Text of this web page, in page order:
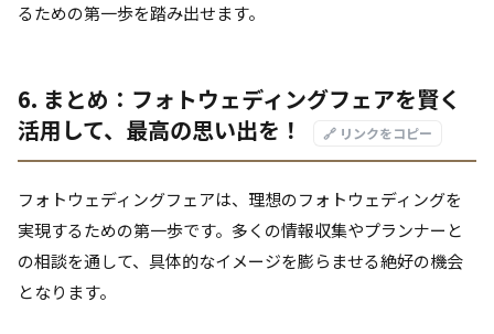
るための第一歩を踏み出せます。
6. まとめ：フォトウェディングフェアを賢く
活用して、最高の思い出を！
🔗 リンクをコピー
フォトウェディングフェアは、理想のフォトウェディングを
実現するための第一歩です。多くの情報収集やプランナーと
の相談を通して、具体的なイメージを膨らませる絶好の機会
となります。